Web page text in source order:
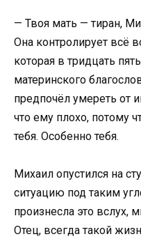
— Твоя мать — тиран,
Она контролирует всё
которая в тридцать
материнского
предпочёл умереть от
что ему плохо, потому
тебя. Особенно тебя.
Михаил опустился на
ситуацию под таким
произнесла это вслух,
Отец, всегда такой